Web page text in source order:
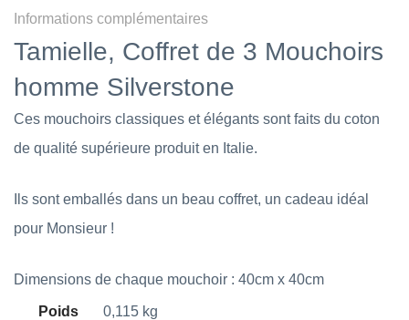
Informations complémentaires
Tamielle, Coffret de 3 Mouchoirs
homme Silverstone
Ces mouchoirs classiques et élégants sont faits du coton
de qualité supérieure produit en Italie.
Ils sont emballés dans un beau coffret, un cadeau idéal
pour Monsieur !
Dimensions de chaque mouchoir : 40cm x 40cm
Poids 0,115 kg